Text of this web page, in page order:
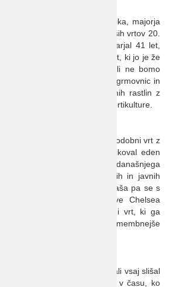
ameriškega hortikulturnika, majorja
postalo eden od najvplivnejših vrtov 20.
vrta, ki ga je major ustvarjal 41 let,
je Hidcote Manor prva posest, ki jo je že
prevzel National Trust. Nikoli ne bomo
sob, lepih kombinacij redkih grmovnic in
cvetličnih obrob in nenavadnih rastlin z
vrt, ki je ikona britanske hortikulture.
zadnjih letih nastal izjemen sodobni vrt z
in obrobami, ki jih je oblikoval eden
krajinskih arhitektov današnjega
je zasnoval mnogo zasebnih in javnih
je tudi za britanski dvor, ponaša pa se s
s prestižne razstave Chelsea
osupljivi in iskrivi zasebni vrt, ki ga
uvrščajo med najpomembnejše
vrtnic, ki ne bi poznal ali vsaj slišal
Ker bomo v Angliji prav v času, ko